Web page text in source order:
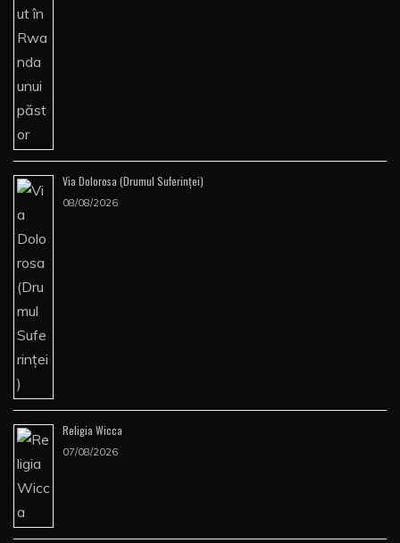
Via Dolorosa (Drumul Suferinţei)
08/08/2026
Religia Wicca
07/08/2026